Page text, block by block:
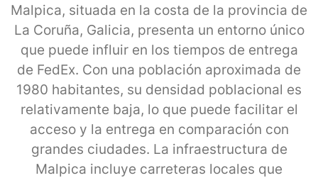
Malpica, situada en la costa de la provincia de
La Coruña, Galicia, presenta un entorno único
que puede influir en los tiempos de entrega
de FedEx. Con una población aproximada de
1980 habitantes, su densidad poblacional es
relativamente baja, lo que puede facilitar el
acceso y la entrega en comparación con
grandes ciudades. La infraestructura de
Malpica incluye carreteras locales que